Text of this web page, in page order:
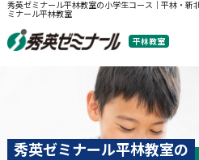
秀英ゼミナール平林教室の小学生コース｜平林・新
ミナール平林教室
平林教室
秀英ゼミナール平林教室の